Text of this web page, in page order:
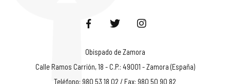
Obispado de Zamora
Calle Ramos Carrión, 18 - C.P.: 49001 - Zamora (España)
Teléfono: 980 53 18 02 / Fax: 980 50 90 82